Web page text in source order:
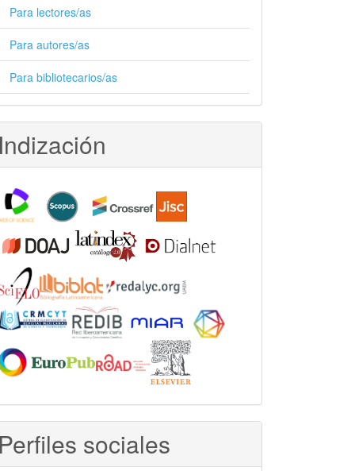
Para lectores/as
Para autores/as
Para bibliotecarios/as
Indización
Perfiles sociales